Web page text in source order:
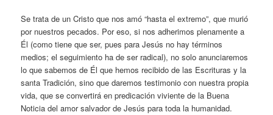
Se trata de un Cristo que nos amó “hasta el extremo”, que murió
por nuestros pecados. Por eso, si nos adherimos plenamente a
Él (como tiene que ser, pues para Jesús no hay términos
medios; el seguimiento ha de ser radical), no solo anunciaremos
lo que sabemos de Él que hemos recibido de las Escrituras y la
santa Tradición, sino que daremos testimonio con nuestra propia
vida, que se convertirá en predicación viviente de la Buena
Noticia del amor salvador de Jesús para toda la humanidad.